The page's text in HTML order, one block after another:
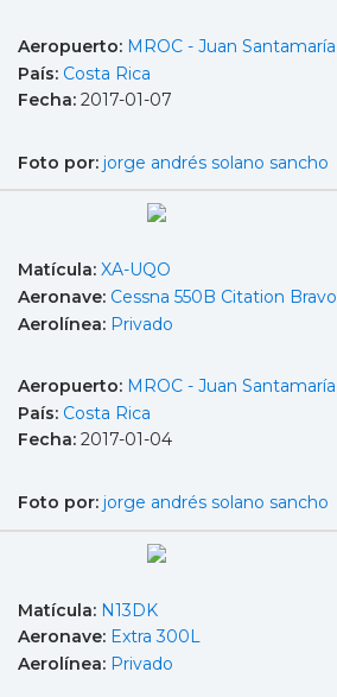
Aeropuerto: MROC - Juan
País: Costa Rica
Fecha: 2017-01-07
Foto por: jorge andrés solano sancho
Matícula: XA-UQO
Aeronave: Cessna 550B Citation Bravo
Aerolínea: Privado
Aeropuerto: MROC - Juan
País: Costa Rica
Fecha: 2017-01-04
Foto por: jorge andrés solano sancho
Matícula: N13DK
Aeronave: Extra 300L
Aerolínea: Privado